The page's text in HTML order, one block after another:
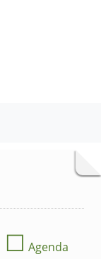
☐ Agenda